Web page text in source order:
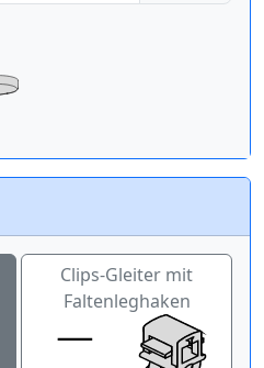
Clips-Gleiter mit
Faltenleghaken